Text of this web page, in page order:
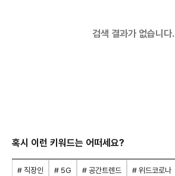
검색 결과가 없습니다.
혹시 이런 키워드는 어떠세요?
# 직장인 # 5G # 공간트렌드 # 위드코로나